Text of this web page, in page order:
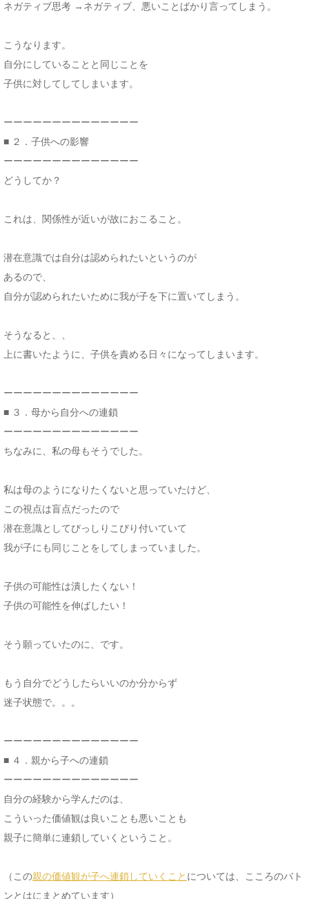
ネガティブ思考 →ネガティブ、悪いことばかり言ってしまう。
こうなります。
自分にしていることと同じことを
子供に対してしてしまいます。
ーーーーーーーーーーーーーー
■ ２．子供への影響
ーーーーーーーーーーーーーー
どうしてか？
これは、関係性が近いが故におこること。
潜在意識では自分は認められたいというのが
あるので、
自分が認められたいために我が子を下に置いてしまう。
そうなると、、
上に書いたように、子供を責める日々になってしまいます。
ーーーーーーーーーーーーーー
■ ３．母から自分への連鎖
ーーーーーーーーーーーーーー
ちなみに、私の母もそうでした。
私は母のようになりたくないと思っていたけど、
この視点は盲点だったので
潜在意識としてびっしりこびり付いていて
我が子にも同じことをしてしまっていました。
子供の可能性は潰したくない！
子供の可能性を伸ばしたい！
そう願っていたのに、です。
もう自分でどうしたらいいのか分からず
迷子状態で。。。
ーーーーーーーーーーーーーー
■ ４．親から子への連鎖
ーーーーーーーーーーーーーー
自分の経験から学んだのは、
こういった価値観は良いことも悪いことも
親子に簡単に連鎖していくということ。
（この親の価値観が子へ連鎖していくこと については、こころのバト
ンとはにまとめています）